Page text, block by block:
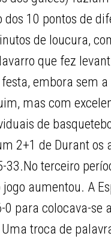
dos 10 pontos de
de loucura,
que fez
embora sem
mas com
de
2+1 de Durant os
33.No terceiro
aumentou. A
para colocava-se
troca de